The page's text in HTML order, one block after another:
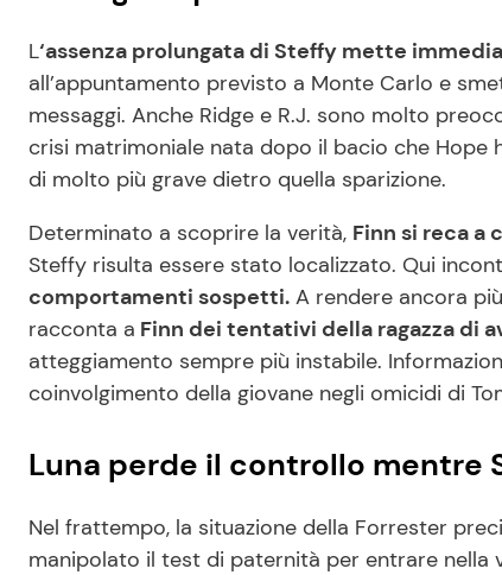
L‘assenza prolungata di Steffy mette
all’appuntamento previsto a Monte Carlo e
messaggi. Anche Ridge e R.J. sono molto
crisi matrimoniale nata dopo il bacio che Hope
di molto più grave dietro quella sparizione.
Determinato a scoprire la verità, Finn si reca a
Steffy risulta essere stato localizzato. Qui
comportamenti sospetti. A rendere ancora
racconta a Finn dei tentativi della ragazza di
atteggiamento sempre più instabile.
coinvolgimento della giovane negli omicidi di
Luna perde il controllo mentre
Nel frattempo, la situazione della Forrester
manipolato il test di paternità per entrare nella